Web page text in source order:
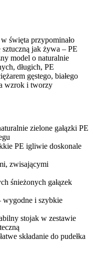
święta przypominało
jak żywa – PE
model o naturalnie
długich, PE
gęstego, białego
wzrok i tworzy
zielone gałązki PE
PE igliwie doskonale
zwisającymi
śnieżonych gałązek
wygodne i szybkie
stojak w zestawie
składanie do pudełka